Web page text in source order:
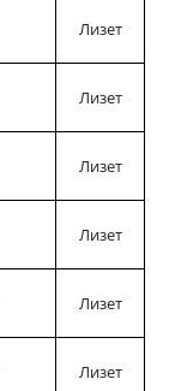
Лизет
Лизет
Лизет
Лизет
Лизет
Лизет